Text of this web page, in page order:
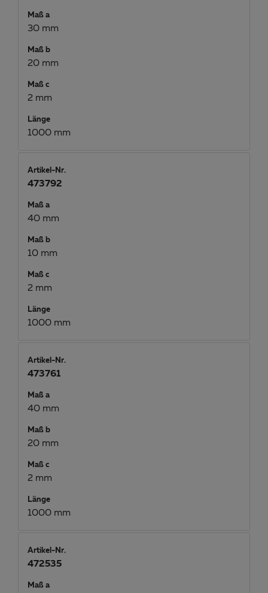
Maß a
30 mm
Maß b
20 mm
Maß c
2 mm
Länge
1000 mm
Artikel-Nr.
473792
Maß a
40 mm
Maß b
10 mm
Maß c
2 mm
Länge
1000 mm
Artikel-Nr.
473761
Maß a
40 mm
Maß b
20 mm
Maß c
2 mm
Länge
1000 mm
Artikel-Nr.
472535
Maß a